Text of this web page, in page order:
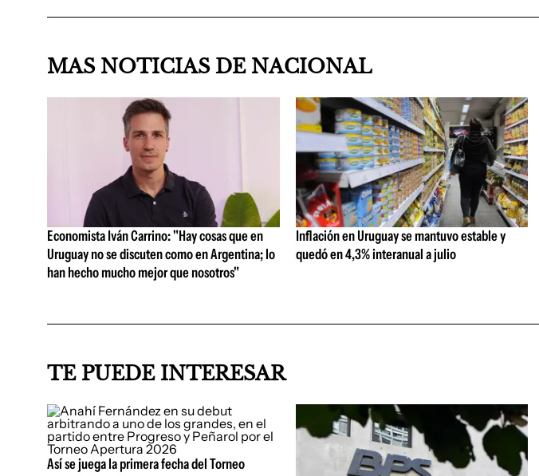
MAS NOTICIAS DE NACIONAL
Economista Iván Carrino: "Hay cosas que en
Uruguay no se discuten como en Argentina; lo
han hecho mucho mejor que nosotros"
Inflación en Uruguay se mantuvo estable y
quedó en 4,3% interanual a julio
TE PUEDE INTERESAR
Así se juega la primera fecha del Torneo